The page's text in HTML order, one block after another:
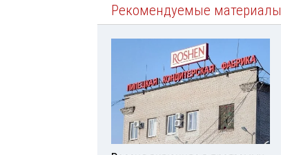
Рекомендуемые материалы